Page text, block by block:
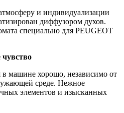
и индивидуализации
диффузором духов.
специально для PEUGEOT
в машине хорошо, независимо от
среде. Нежное
элементов и изысканных